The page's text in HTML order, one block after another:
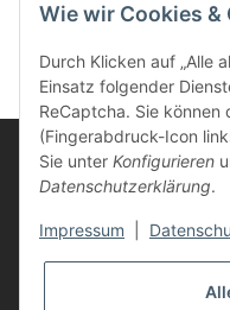
Kunden Service
Wie wir Cookies &
Durch Klicken auf „Alle
Einsatz folgender
ReCaptcha. Sie können
(Fingerabdruck-Icon
Sie unter Konfigurieren
Datenschutzerklärung.
Impressum